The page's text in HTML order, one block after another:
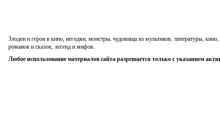
Злодеи и герои в кино, негодяи, монстры, чудовища из мультиков, литературы,
романов и сказок, легенд и мифов.
Любое использование материалов сайта разрешается только с указанием